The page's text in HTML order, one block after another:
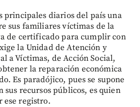
principales diarios del país una
sus familiares víctimas de la
de certificado para cumplir con
la Unidad de Atención y
a Víctimas, de Acción Social,
la reparación económica
Es paradójico, pues se supone
sus recursos públicos, es quien
ese registro.